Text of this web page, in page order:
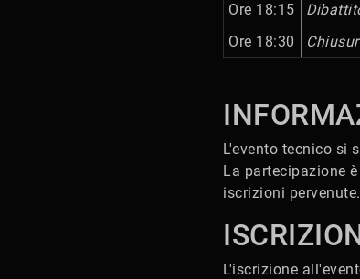
Ore 18:15
Ore 18:30
L'evento tecnico si
La partecipazione
iscrizioni pervenute.
L'iscrizione